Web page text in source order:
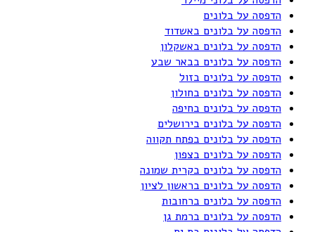
הדפסה על בלונים
הדפסה על בלונים באשדוד
הדפסה על בלונים באשקלון
הדפסה על בלונים בבאר שבע
הדפסה על בלונים בזול
הדפסה על בלונים בחולון
הדפסה על בלונים בחיפה
הדפסה על בלונים בירושלים
הדפסה על בלונים בפתח תקווה
הדפסה על בלונים בצפון
הדפסה על בלונים בקרית שמונה
הדפסה על בלונים בראשון לציון
הדפסה על בלונים ברחובות
הדפסה על בלונים ברמת גן